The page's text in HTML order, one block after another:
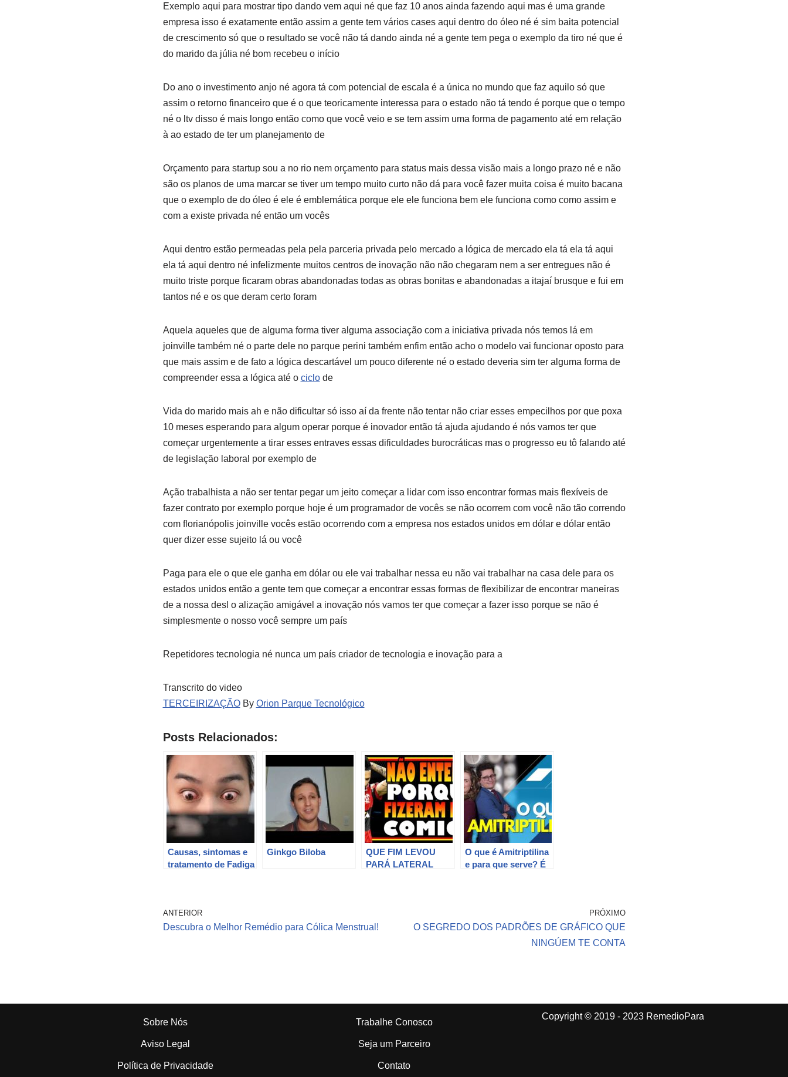
Exemplo aqui para mostrar tipo dando vem aqui né que faz 10 anos ainda fazendo aqui mas é uma grande
empresa isso é exatamente então assim a gente tem vários cases aqui dentro do óleo né é sim baita potencial
de crescimento só que o resultado se você não tá dando ainda né a gente tem pega o exemplo da tiro né que é
do marido da júlia né bom recebeu o início
Do ano o investimento anjo né agora tá com potencial de escala é a única no mundo que faz aquilo só que
assim o retorno financeiro que é o que teoricamente interessa para o estado não tá tendo é porque que o tempo
né o ltv disso é mais longo então como que você veio e se tem assim uma forma de pagamento até em relação
à ao estado de ter um planejamento de
Orçamento para startup sou a no rio nem orçamento para status mais dessa visão mais a longo prazo né e não
são os planos de uma marcar se tiver um tempo muito curto não dá para você fazer muita coisa é muito bacana
que o exemplo de do óleo é ele é emblemática porque ele ele funciona bem ele funciona como como assim e
com a existe privada né então um vocês
Aqui dentro estão permeadas pela pela parceria privada pelo mercado a lógica de mercado ela tá ela tá aqui
ela tá aqui dentro né infelizmente muitos centros de inovação não não chegaram nem a ser entregues não é
muito triste porque ficaram obras abandonadas todas as obras bonitas e abandonadas a itajaí brusque e fui em
tantos né e os que deram certo foram
Aquela aqueles que de alguma forma tiver alguma associação com a iniciativa privada nós temos lá em
joinville também né o parte dele no parque perini também enfim então acho o modelo vai funcionar oposto para
que mais assim e de fato a lógica descartável um pouco diferente né o estado deveria sim ter alguma forma de
compreender essa a lógica até o ciclode
Vida do marido mais ah e não dificultar só isso aí da frente não tentar não criar esses empecilhos por que poxa
10 meses esperando para algum operar porque é inovador então tá ajuda ajudando é nós vamos ter que
começar urgentemente a tirar esses entraves essas dificuldades burocráticas mas o progresso eu tô falando até
de legislação laboral por exemplo de
Ação trabalhista a não ser tentar pegar um jeito começar a lidar com isso encontrar formas mais flexíveis de
fazer contrato por exemplo porque hoje é um programador de vocês se não ocorrem com você não tão correndo
com florianópolis joinville vocês estão ocorrendo com a empresa nos estados unidos em dólar e dólar então
quer dizer esse sujeito lá ou você
Paga para ele o que ele ganha em dólar ou ele vai trabalhar nessa eu não vai trabalhar na casa dele para os
estados unidos então a gente tem que começar a encontrar essas formas de flexibilizar de encontrar maneiras
de a nossa desl o alização amigável a inovação nós vamos ter que começar a fazer isso porque se não é
simplesmente o nosso você sempre um país
Repetidores tecnologia né nunca um país criador de tecnologia e inovação para a
Transcrito do video
TERCEIRIZAÇÃOBy Orion Parque Tecnológico
Posts Relacionados:
Causas, sintomas e
tratamento de Fadiga
Ginkgo Biloba
QUE FIM LEVOU
PARÁ LATERAL
O que é Amitriptilina
e para que serve? É
ANTERIOR
Descubra o Melhor Remédio para Cólica Menstrual!
PRÓXIMO
O SEGREDO DOS PADRÕES DE GRÁFICO QUE
NINGÚEM TE CONTA
Sobre Nós
Aviso Legal
Política de Privacidade
Trabalhe Conosco
Seja um Parceiro
Contato
Copyright © 2019 - 2023 RemedioPara